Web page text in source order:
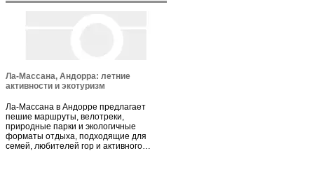
Ла-Массана, Андорра: летние
активности и экотуризм
Ла-Массана в Андорре предлагает
пешие маршруты, велотреки,
природные парки и экологичные
форматы отдыха, подходящие для
семей, любителей гор и активного…